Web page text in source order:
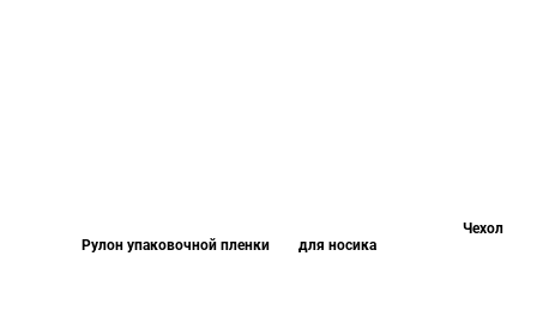
Рулон упаковочной пленки
Чехол
для носика